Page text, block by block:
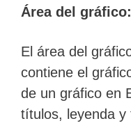
Área del gráfico:
El área del
contiene el
de un gráfico en
títulos, leyenda y